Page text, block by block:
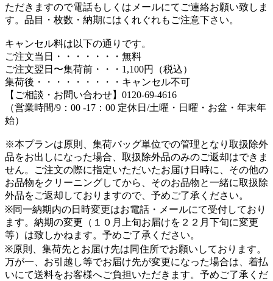
ただきますので電話もしくはメールにてご連絡お願い致しま
す。品目・枚数・納期にはくれぐれもご注意下さい。
キャンセル料は以下の通りです。
ご注文当日・・・・・・・無料
ご注文翌日〜集荷前・・・1,100円（税込）
集荷後・・・・・・・・・キャンセル不可
【ご相談・お問い合わせ】0120-69-4616
（営業時間/9：00 -17：00 定休日/土曜・日曜・お盆・年末年
始）
※本プランは原則、集荷バッグ単位での管理となり取扱除外
品をお出しになった場合、取扱除外品のみのご返却はできま
せん。ご注文の際に指定いただいたお届け日時に、その他の
お品物をクリーニングしてから、そのお品物と一緒に取扱除
外品をご返却しておりますので、予めご了承ください。
※同一納期内の日時変更はお電話・メールにて受付しており
ます。納期の変更（１０月上旬お届けを２２月下旬に変更
等）は致しかねます。予めご了承ください。
※原則、集荷先とお届け先は同住所でお願いしております。
万が一、お引越し等でお届け先が変更になった場合は、着払
いにて送料をお客様へご負担いただきます。予めご了承くだ